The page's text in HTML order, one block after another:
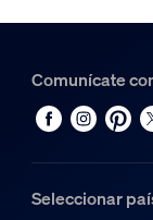
Comunícate
Seleccionar